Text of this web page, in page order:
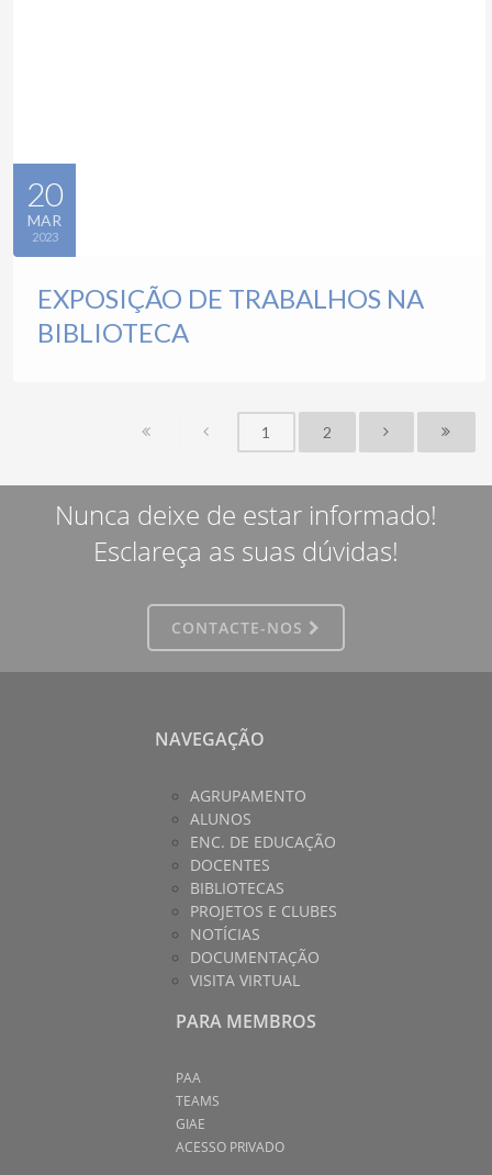
20
MAR
2023
EXPOSIÇÃO DE TRABALHOS NA
BIBLIOTECA
1 2
Nunca deixe de estar informado!
Esclareça as suas dúvidas!
CONTACTE-NOS
NAVEGAÇÃO
AGRUPAMENTO
ALUNOS
ENC. DE EDUCAÇÃO
DOCENTES
BIBLIOTECAS
PROJETOS E CLUBES
NOTÍCIAS
DOCUMENTAÇÃO
VISITA VIRTUAL
PARA MEMBROS
PAA
TEAMS
GIAE
ACESSO PRIVADO